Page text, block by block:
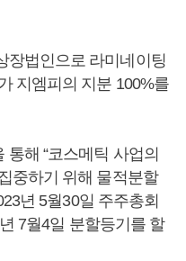
장법인으로 라미네이팅
지엠피의 지분 100%를
통해 “코스메틱 사업의
중하기 위해 물적분할
년 5월30일 주주총회
7월4일 분할등기를 할